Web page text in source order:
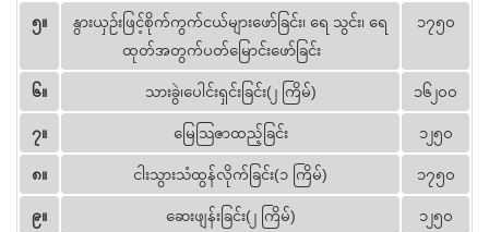
၅။
နွားယှဉ်းဖြင့်စိုက်ကွက်ငယ်များဖော်ခြင်း၊ ရေ သွင်း၊ ရေ
ထုတ်အတွက်ပတ်မြောင်းဖော်ခြင်း
၁၇၅၀
၆။ သားခွဲ၊ပေါင်းရှင်းခြင်း(၂ ကြိမ်) ၁၆၂၀၀
၇။ မြေသြဇာထည့်ခြင်း ၁၂၅၀
၈။ ငါးသွားသံထွန်လိုက်ခြင်း(၁ ကြိမ်) ၁၇၅၀
၉။ ဆေးဖျန်းခြင်း(၂ ကြိမ်) ၁၂၅၀